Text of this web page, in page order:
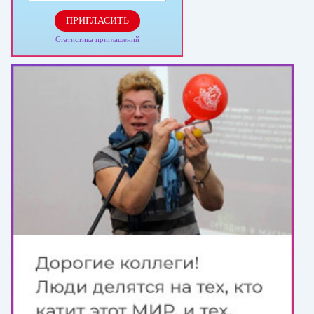
ПРИГЛАСИТЬ
Статистика приглашений